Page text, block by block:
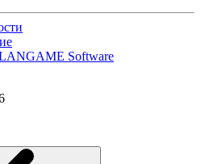
Software